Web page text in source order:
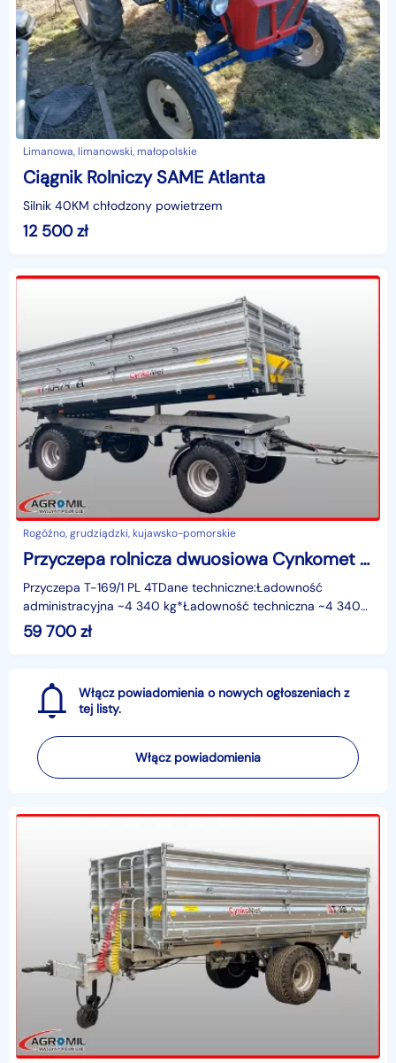
Limanowa, limanowski, małopolskie
Ciągnik Rolniczy SAME Atlanta
Silnik 40KM chłodzony powietrzem
12 500zł
Rogóźno, grudziądzki, kujawsko-pomorskie
Przyczepa rolnicza dwuosiowa Cynkomet przyczepy NOWE
Przyczepa T-169/1 PL 4TDane techniczne:Ładowność
administracyjna ~4 340 kg*Ładowność techniczna ~4 340
kg*Masa własna (bez nadstaw) ~ 1960 kgIlość osi 2Długość
59 700zł
Włącz powiadomienia o nowych ogłoszeniach z
tej listy.
Włącz powiadomienia